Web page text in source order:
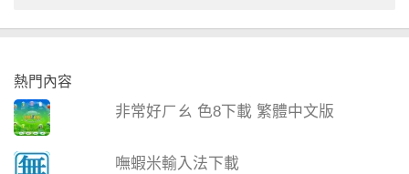
熱門內容
非常好ㄏㄠ 色8下載 繁體中文版
嘸蝦米輸入法下載